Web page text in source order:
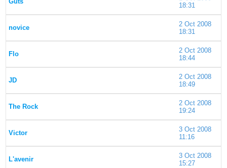
18:31
novice
2 Oct 2008
18:31
Flo
2 Oct 2008
18:44
JD
2 Oct 2008
18:49
The Rock
2 Oct 2008
19:24
Victor
3 Oct 2008
11:16
L'avenir
3 Oct 2008
15:27